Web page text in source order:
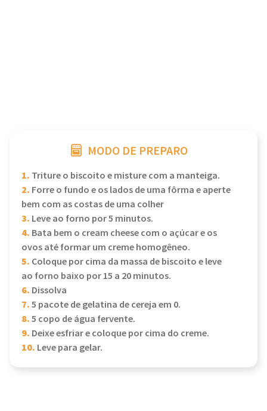
MODO DE PREPARO
1. Triture o biscoito e misture com a manteiga.
2. Forre o fundo e os lados de uma fôrma e aperte
bem com as costas de uma colher
3. Leve ao forno por 5 minutos.
4. Bata bem o cream cheese com o açúcar e os
ovos até formar um creme homogêneo.
5. Coloque por cima da massa de biscoito e leve
ao forno baixo por 15 a 20 minutos.
6. Dissolva
7.5 pacote de gelatina de cereja em 0.
8.5 copo de água fervente.
9. Deixe esfriar e coloque por cima do creme.
10. Leve para gelar.